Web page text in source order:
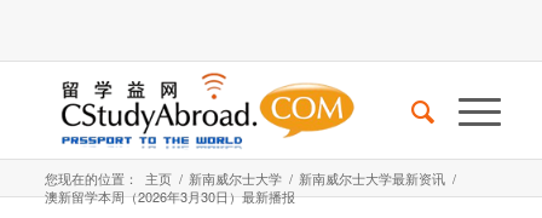
您现在的位置： 主页 / 新南威尔士大学 / 新南威尔士大学最新资讯 /
澳新留学本周（2026年3月30日）最新播报